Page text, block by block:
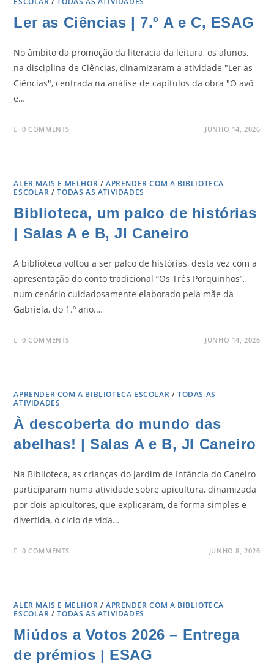
Ler as Ciências | 7.º A e C, ESAG
No âmbito da promoção da literacia da leitura, os alunos,
na disciplina de Ciências, dinamizaram a atividade "Ler as
Ciências", centrada na análise de capítulos da obra "O avô
e…
0 COMMENTS JUNHO 14, 2026
ALER MAIS E MELHOR /APRENDER COM A BIBLIOTECA
ESCOLAR /TODAS AS ATIVIDADES
Biblioteca, um palco de histórias
| Salas A e B, JI Caneiro
A biblioteca voltou a ser palco de histórias, desta vez com a
apresentação do conto tradicional “Os Três Porquinhos”,
num cenário cuidadosamente elaborado pela mãe da
Gabriela, do 1.º ano.…
0 COMMENTS JUNHO 14, 2026
APRENDER COM A BIBLIOTECA ESCOLAR /TODAS AS
ATIVIDADES
À descoberta do mundo das
abelhas! | Salas A e B, JI Caneiro
Na Biblioteca, as crianças do Jardim de Infância do Caneiro
participaram numa atividade sobre apicultura, dinamizada
por dois apicultores, que explicaram, de forma simples e
divertida, o ciclo de vida…
0 COMMENTS JUNHO 8, 2026
ALER MAIS E MELHOR /APRENDER COM A BIBLIOTECA
ESCOLAR /TODAS AS ATIVIDADES
Miúdos a Votos 2026 – Entrega
de prémios | ESAG